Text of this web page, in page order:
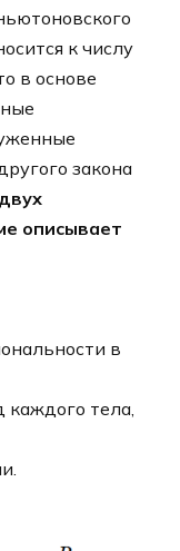
к числу
в основе
закона
описывает
в
каждого тела,